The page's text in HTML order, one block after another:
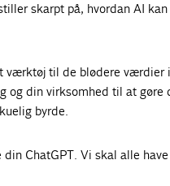
skarpt på, hvordan AI
værktøj til de blødere værdier i
og din virksomhed til at gøre
byrde.
ChatGPT. Vi skal alle